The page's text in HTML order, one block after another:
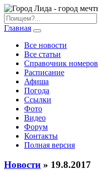
Главная
Все новости
Все статьи
Справочник номеров
Расписание
Афиша
Погода
Ссылки
Фото
Видео
Форум
Контакты
Полная версия
Новости » 19.8.2017